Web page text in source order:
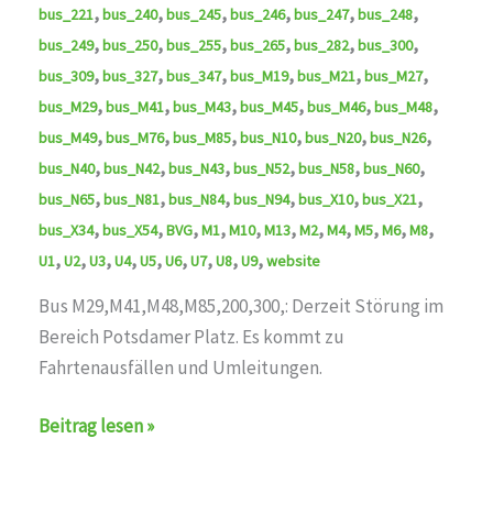
bus_221,bus_240,bus_245,bus_246,bus_247,bus_248,
bus_249,bus_250,bus_255,bus_265,bus_282,bus_300,
bus_309,bus_327,bus_347,bus_M19,bus_M21,bus_M27,
bus_M29,bus_M41,bus_M43,bus_M45,bus_M46,bus_M48,
bus_M49,bus_M76,bus_M85,bus_N10,bus_N20,bus_N26,
bus_N40,bus_N42,bus_N43,bus_N52,bus_N58,bus_N60,
bus_N65,bus_N81,bus_N84,bus_N94,bus_X10,bus_X21,
bus_X34,bus_X54,BVG,M1,M10,M13,M2,M4,M5,M6,M8,
U1,U2,U3,U4,U5,U6,U7,U8,U9,website
Bus M29,M41,M48,M85,200,300,: Derzeit Störung im
Bereich Potsdamer Platz. Es kommt zu
Fahrtenausfällen und Umleitungen.
Störung
Beitrag lesen »